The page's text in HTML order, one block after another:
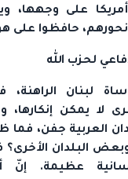
على وجهها،
نحورهم، حافظوا على
لحزب الله
لبنان
لا يمكن
العربية جفن، فما
البلدان الأخرى؟
عظيمة. إنّ